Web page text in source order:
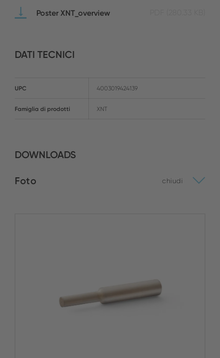
Poster XNT_overview
DATI TECNICI
UPC 4003019424139
Famiglia di prodotti XNT
DOWNLOADS
Foto chiudi